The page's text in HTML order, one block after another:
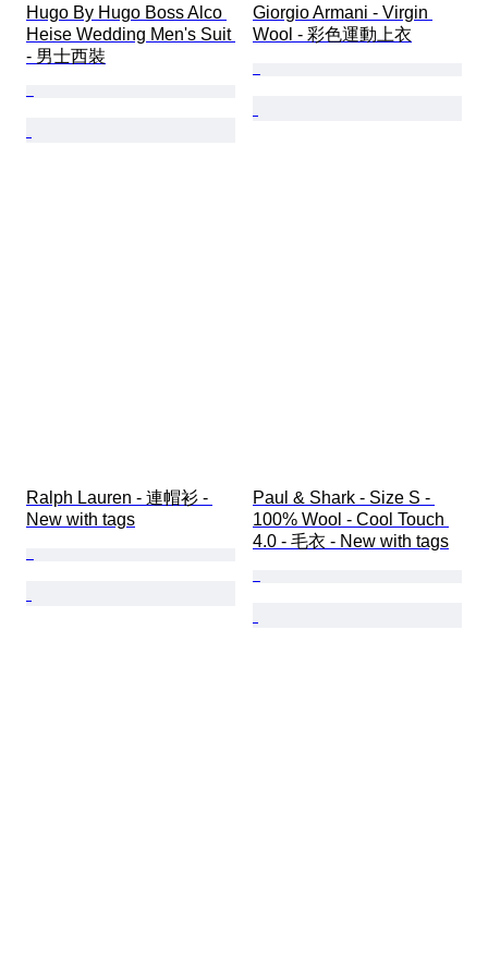
Hugo By Hugo Boss Alco
Heise Wedding Men's Suit
- 男士西裝
Giorgio Armani - Virgin
Wool - 彩色運動上衣
Ralph Lauren - 連帽衫 -
New with tags
Paul & Shark - Size S -
100% Wool - Cool Touch
4.0 - 毛衣 - New with tags